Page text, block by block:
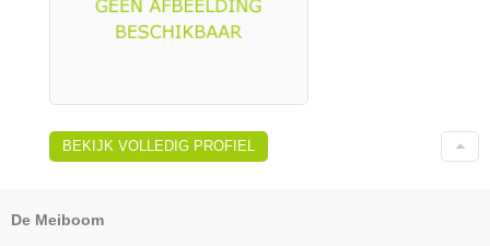
BEKIJK VOLLEDIG PROFIEL
De Meiboom